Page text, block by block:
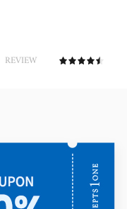
REVIEW